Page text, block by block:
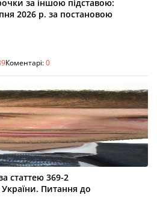
за іншою підставою:
2026 р. за постановою
Коментарі:0
статтею 369-2
Питання до